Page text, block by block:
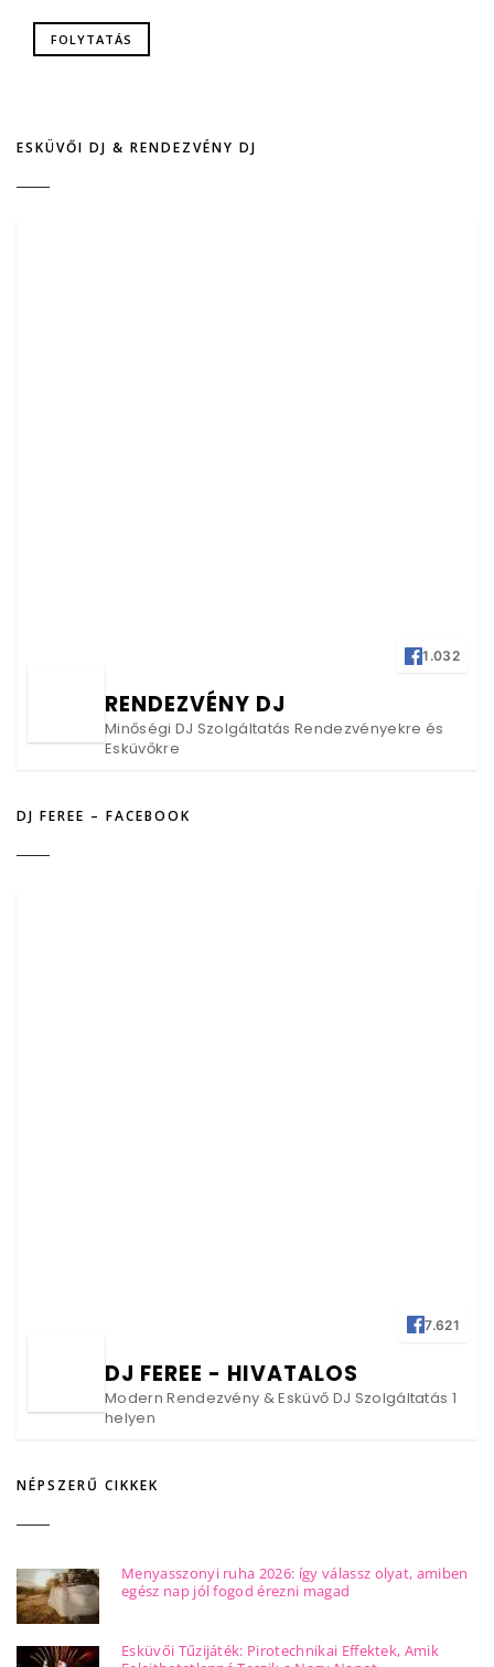
FOLYTATÁS
ESKÜVŐI DJ & RENDEZVÉNY DJ
1.032
RENDEZVÉNY DJ
Minőségi DJ Szolgáltatás Rendezvényekre és
Esküvőkre
DJ FEREE – FACEBOOK
7.621
DJ FEREE - HIVATALOS
Modern Rendezvény & Esküvő DJ Szolgáltatás 1
helyen
NÉPSZERŰ CIKKEK
Menyasszonyi ruha 2026: így válassz olyat, amiben
egész nap jól fogod érezni magad
Esküvői Tűzijáték: Pirotechnikai Effektek, Amik